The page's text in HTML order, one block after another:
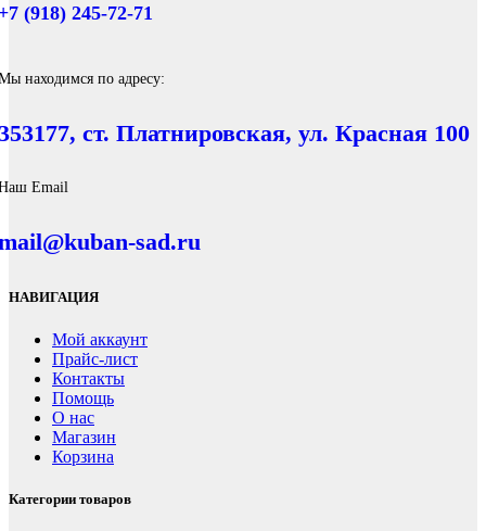
(918) 245-72-71
находимся по адресу:
ст. Платнировская, ул. Красная 100
Email
sad.ru
НАВИГАЦИЯ
Мой аккаунт
Прайс-лист
Контакты
Помощь
О нас
Магазин
Корзина
Категории товаров